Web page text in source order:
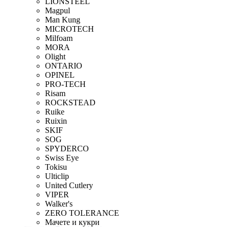
Magpul
Man Kung
MICROTECH
Milfoam
MORA
Olight
ONTARIO
OPINEL
PRO-TECH
Risam
ROCKSTEAD
Ruike
Ruixin
SKIF
SOG
SPYDERCO
Swiss Eye
Tokisu
Ulticlip
United Cutlery
VIPER
Walker's
ZERO TOLERANCE
Мачете и кукри